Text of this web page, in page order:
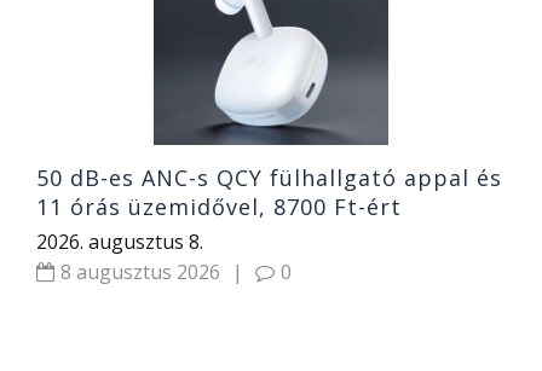
50 dB-es ANC-s QCY fülhallgató appal és
11 órás üzemidővel, 8700 Ft-ért
2026. augusztus 8.
8 augusztus 2026
| 0